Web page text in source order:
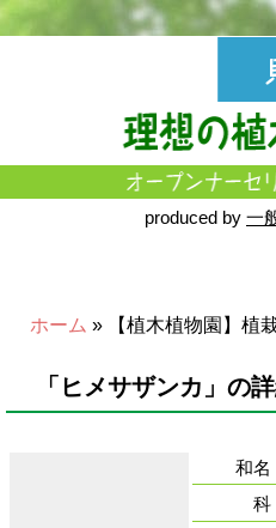
produced by 一
ホーム » 【植木植物園】植
「ヒメサザンカ」の
和名
科